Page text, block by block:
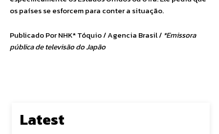
os países se esforcem para conter a situação.
Publicado Por NHK* Tóquio / Agencia Brasil / *Emissora
pública de televisão do Japão
Latest